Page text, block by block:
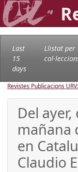
Last
15
days
Llistat per
Revistes Publicacions
Del
mañana
en
Claudio